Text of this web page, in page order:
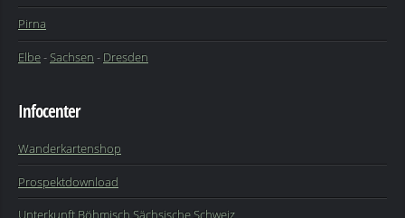
Pirna
Elbe-Sachsen - Dresden
Infocenter
Wanderkartenshop
Prospektdownload
Unterkunft Böhmisch Sächsische Schweiz